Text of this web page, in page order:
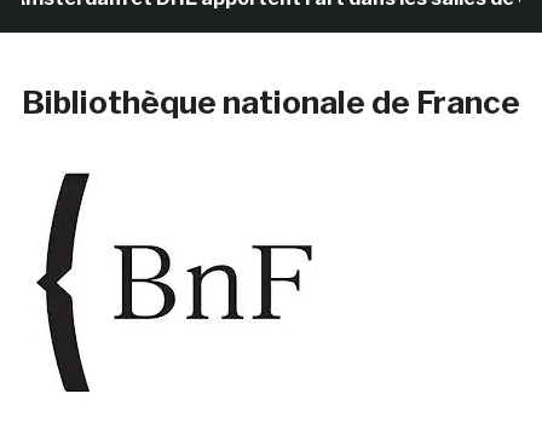
Bibliothèque nationale de France